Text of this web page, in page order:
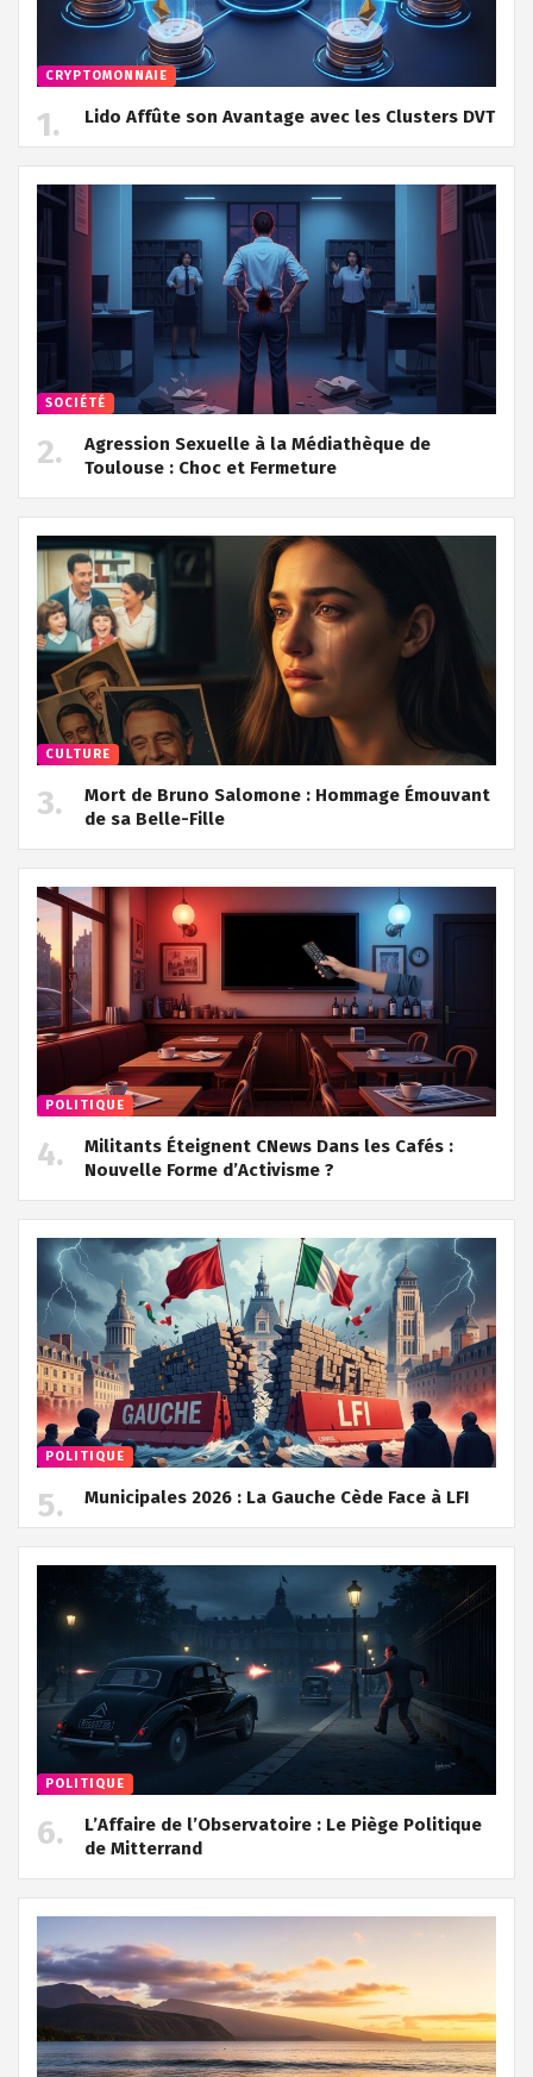
CRYPTOMONNAIE
Lido Affûte son Avantage avec les Clusters DVT
SOCIÉTÉ
Agression Sexuelle à la Médiathèque de
Toulouse : Choc et Fermeture
CULTURE
Mort de Bruno Salomone : Hommage Émouvant
de sa Belle-Fille
POLITIQUE
Militants Éteignent CNews Dans les Cafés :
Nouvelle Forme d’Activisme ?
POLITIQUE
Municipales 2026 : La Gauche Cède Face à LFI
POLITIQUE
L’Affaire de l’Observatoire : Le Piège Politique
de Mitterrand